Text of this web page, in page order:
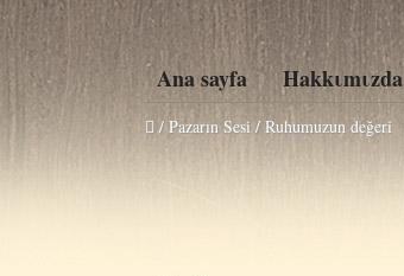
Ana sayfa Hakkιmιzda
/ Pazarın Sesi /Ruhumuzun değeri